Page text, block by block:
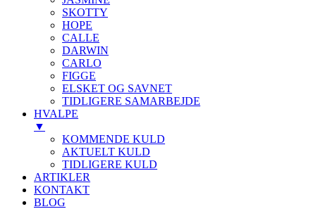
SKOTTY
HOPE
CALLE
DARWIN
CARLO
FIGGE
ELSKET OG SAVNET
TIDLIGERE SAMARBEJDE
HVALPE
▼
KOMMENDE KULD
AKTUELT KULD
TIDLIGERE KULD
ARTIKLER
KONTAKT
BLOG